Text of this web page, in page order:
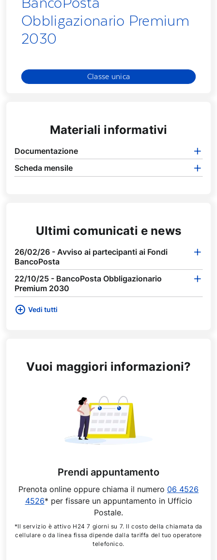
Materiali informativi
Documentazione
Scheda mensile
Ultimi comunicati e news
26/02/26 - Avviso ai partecipanti ai Fondi
BancoPosta
22/10/25 - BancoPosta Obbligazionario
Premium 2030
Vedi tutti
Vuoi maggiori informazioni?
Prendi appuntamento
Prenota online oppure chiama il numero 06 4526
4526* per fissare un appuntamento in Ufficio
Postale.
*Il servizio è attivo H24 7 giorni su 7. Il costo della chiamata da
cellulare o da linea fissa dipende dalla tariffa del tuo operatore
telefonico.